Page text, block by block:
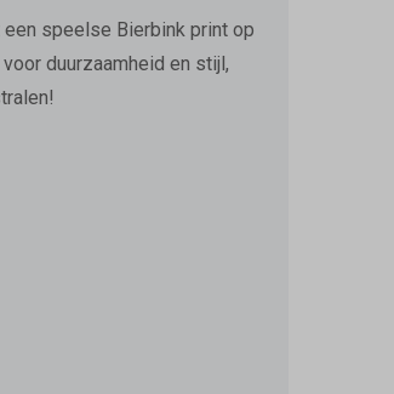
speelse Bierbink print op
duurzaamheid en stijl,